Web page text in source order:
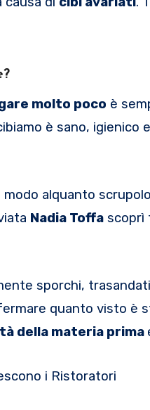
molto poco è
è sano, igienico
alquanto
Nadia Toffa scoprì
sporchi,
quanto visto è
della materia prima
i Ristoratori